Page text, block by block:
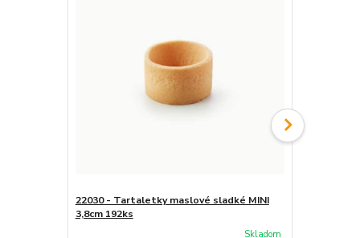
22030 - Tartaletky maslové sladké MINI
3,8cm 192ks
Skladom